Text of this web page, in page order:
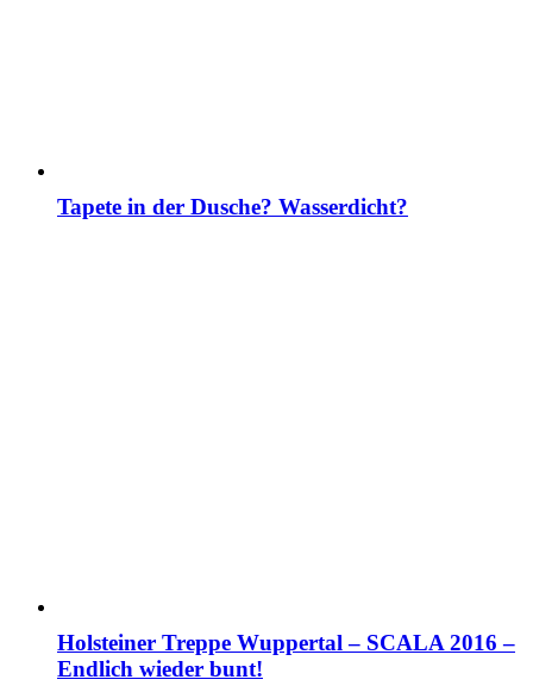
Tapete in der Dusche? Wasserdicht?
Holsteiner Treppe Wuppertal – SCALA 2016 –
Endlich wieder bunt!